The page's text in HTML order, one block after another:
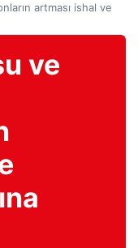
artması ishal ve
ve